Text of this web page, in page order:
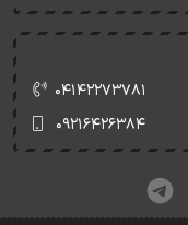
۰۴۱۴۲۲۷۳۷۸۱
۰۹۲۱۶۴۲۶۳۸۴